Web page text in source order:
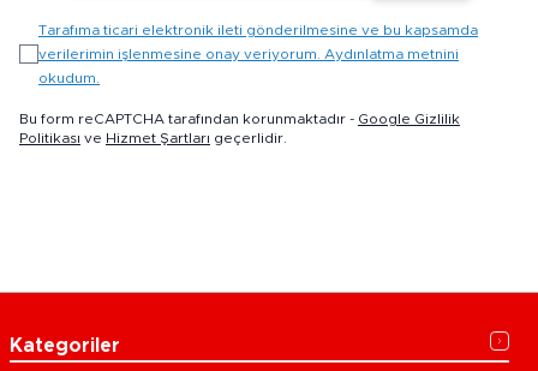
Tarafıma ticari elektronik ileti gönderilmesine ve bu kapsamda
verilerimin işlenmesine onay veriyorum. Aydınlatma metnini
okudum.
Bu form reCAPTCHA tarafından korunmaktadır - Google Gizlilik
Politikası ve Hizmet Şartları geçerlidir.
Kategoriler